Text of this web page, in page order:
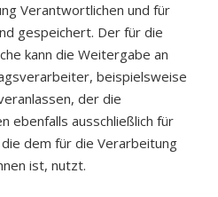
Verantwortlichen und für
gespeichert. Der für die
kann die Weitergabe an
beispielsweise
der die
ebenfalls ausschließlich für
dem für die Verarbeitung
ist, nutzt.